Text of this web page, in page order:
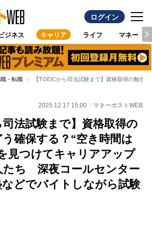
ログイン
ジネス キャリア ライフ マネー
・転職 【TOEICから司法試験まで】資格取得の勉強
2025.12.17 15:00 マネーポストWEB
司法試験まで】資格取得の
確保する？“空き時間は
見つけてキャリアアップ
たち 深夜コールセンター
どでバイトしながら試験